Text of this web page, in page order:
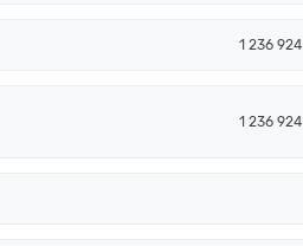
1 236 924
1 236 924